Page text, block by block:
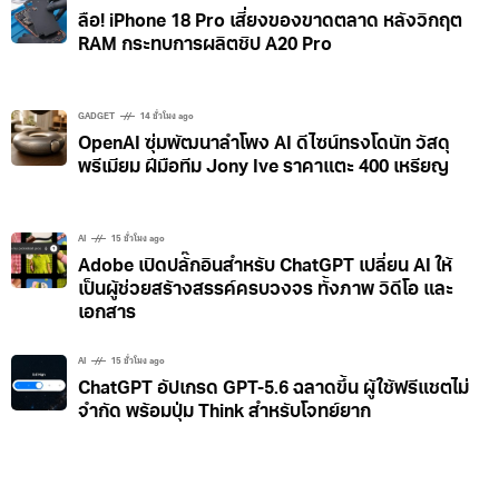
ลือ! iPhone 18 Pro เสี่ยงของขาดตลาด หลังวิกฤต
RAM กระทบการผลิตชิป A20 Pro
GADGET 14 ชั่วโมง ago
OpenAI ซุ่มพัฒนาลำโพง AI ดีไซน์ทรงโดนัท วัสดุ
พรีเมียม ฝีมือทีม Jony Ive ราคาแตะ 400 เหรียญ
AI 15 ชั่วโมง ago
Adobe เปิดปลั๊กอินสำหรับ ChatGPT เปลี่ยน AI ให้
เป็นผู้ช่วยสร้างสรรค์ครบวงจร ทั้งภาพ วิดีโอ และ
เอกสาร
AI 15 ชั่วโมง ago
ChatGPT อัปเกรด GPT-5.6 ฉลาดขึ้น ผู้ใช้ฟรีแชตไม่
จำกัด พร้อมปุ่ม Think สำหรับโจทย์ยาก